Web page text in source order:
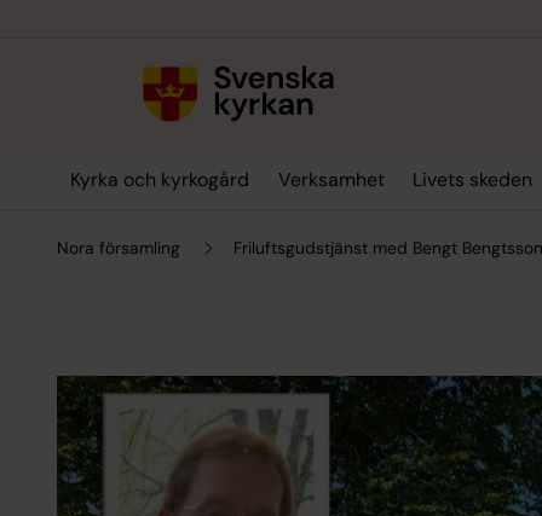
Kyrka och kyrkogård Verksamhet Livets skeden
Nora församling Friluftsgudstjänst med Bengt Bengtsson